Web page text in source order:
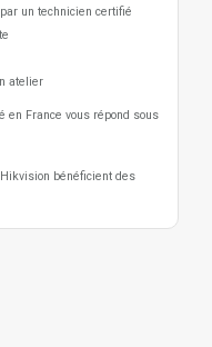
un technicien certifié
atelier
en France vous répond sous
bénéficient des